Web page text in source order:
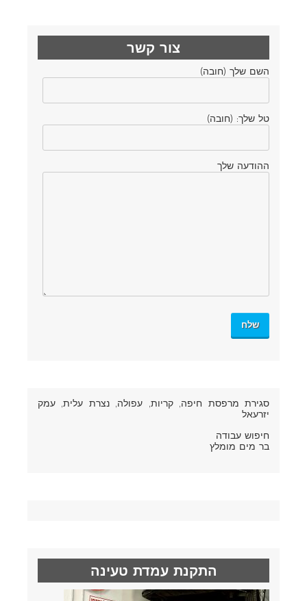
צור קשר
השם שלך (חובה)
טל שלך: (חובה)
ההודעה שלך
סגירת מרפסת חיפה, קריות, עפולה, נצרת עלית, עמק
יזרעאל
חיפוש עבודה
בר מים מומלץ
התקנת עמדת טעינה